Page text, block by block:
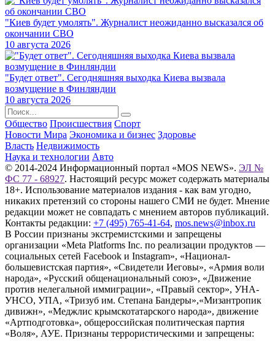
"Киев будет умолять". Журналист неожиданно высказался об
окончании СВО
10 августа 2026
"Будет ответ". Сегодняшняя выходка Киева вызвала
возмущение в Финляндии
10 августа 2026
Общество Происшествия Спорт
Новости Мира Экономика и бизнес Здоровье
Власть Недвижимость
Наука и технологии Авто
© 2014-2024 Информационный портал «MOS NEWS». ЭЛ №
ФС 77 - 68927. Настоящий ресурс может содержать материалы
18+. Использование материалов издания - как вам угодно,
никаких претензий со стороны нашего СМИ не будет. Мнение
редакции может не совпадать с мнением авторов публикаций.
Контакты редакции: +7 (495) 765-41-64, mos.news@inbox.ru
В России признаны экстремистскими и запрещены
организации «Meta Platforms Inc. по реализации продуктов —
социальных сетей Facebook и Instagram», «Национал-
большевистская партия», «Свидетели Иеговы», «Армия воли
народа», «Русский общенациональный союз», «Движение
против нелегальной иммиграции», «Правый сектор», УНА-
УНСО, УПА, «Тризуб им. Степана Бандеры»,«Мизантропик
дивижн», «Меджлис крымскотатарского народа», движение
«Артподготовка», общероссийская политическая партия
«Воля», АУЕ. Признаны террористическими и запрещены: